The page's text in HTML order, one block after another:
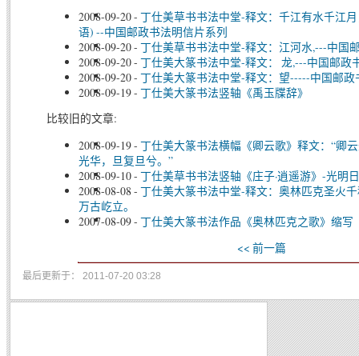
2008-09-20- 丁仕美草书书法中堂-释文：千江有水千江
语) --中国邮政书法明信片系列
2008-09-20- 丁仕美草书书法中堂-释文：江河水,---中国
2008-09-20- 丁仕美大篆书法中堂-释文： 龙,---中国邮政
2008-09-20- 丁仕美大篆书法中堂-释文：望-----中国邮政
2008-09-19- 丁仕美大篆书法竖轴《禹玉牒辞》
比较旧的文章:
2008-09-19- 丁仕美大篆书法横幅《卿云歌》释文：“卿
光华，旦复旦兮。”
2008-09-10- 丁仕美草书书法竖轴《庄子·逍遥游》-光明
2008-08-08 - 丁仕美大篆书法中堂-释文：奥林匹克圣火
万古屹立。
2007-08-09- 丁仕美大篆书法作品《奥林匹克之歌》缩写
<< 前一篇
最后更新于： 2011-07-20 03:28